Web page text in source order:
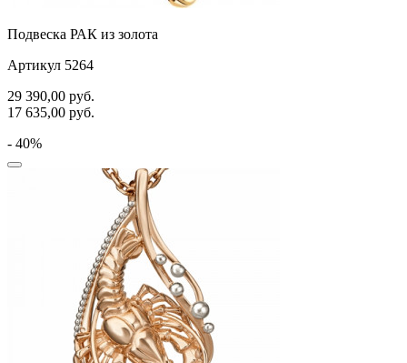
Подвеска РАК из золота
Артикул 5264
29 390,00 руб.
17 635,00 руб.
- 40%